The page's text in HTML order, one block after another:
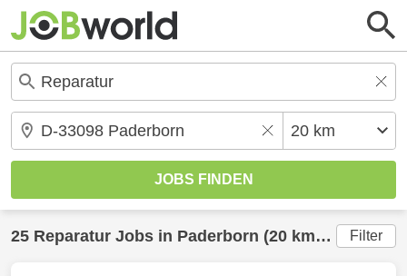
25 Reparatur Jobs in Paderborn (20 km) gefunden Filter